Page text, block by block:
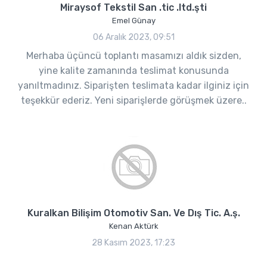
Miraysof Tekstil San .tic .ltd.şti
Emel Günay
06 Aralık 2023, 09:51
Merhaba üçüncü toplantı masamızı aldık sizden,
yine kalite zamanında teslimat konusunda
yanıltmadınız. Siparişten teslimata kadar ilginiz için
teşekkür ederiz. Yeni siparişlerde görüşmek üzere..
Kuralkan Bilişim Otomotiv San. Ve Dış Tic. A.ş.
Kenan Aktürk
28 Kasım 2023, 17:23